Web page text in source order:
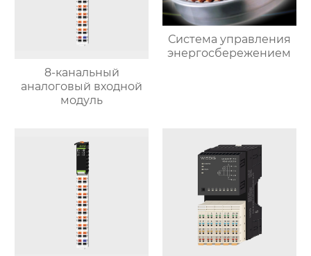
8-канальный
аналоговый входной
модуль
Система управления
энергосбережением